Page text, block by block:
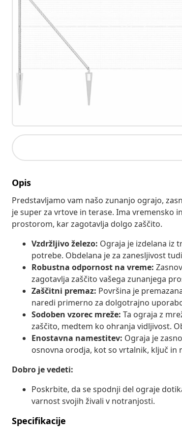
Opis
Predstavljamo vam našo zunanjo ograjo,
je super za vrtove in terase. Ima vremensko
prostorom, kar zagotavlja dolgo zaščito.
Vzdržljivo železo: Ograja je izdelana iz
potrebe. Obdelana je za zanesljivost
Robustna odpornost na vreme:
zagotavlja zaščito vašega zunanjega
Zaščitni premaz: Površina je
naredi primerno za dolgotrajno
Sodoben vzorec mreže: Ta ograja z
zaščito, medtem ko ohranja vidljivost.
Enostavna namestitev: Ograja je
osnovna orodja, kot so vrtalnik, ključ in
Dobro je vedeti:
Poskrbite, da se spodnji del ograje
varnost svojih živali v notranjosti.
Specifikacije